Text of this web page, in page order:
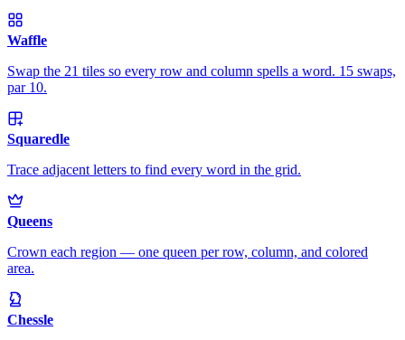
Waffle
Swap the 21 tiles so every row and column spells a word. 15 swaps,
par 10.
Squaredle
Trace adjacent letters to find every word in the grid.
Queens
Crown each region — one queen per row, column, and colored
area.
Chessle